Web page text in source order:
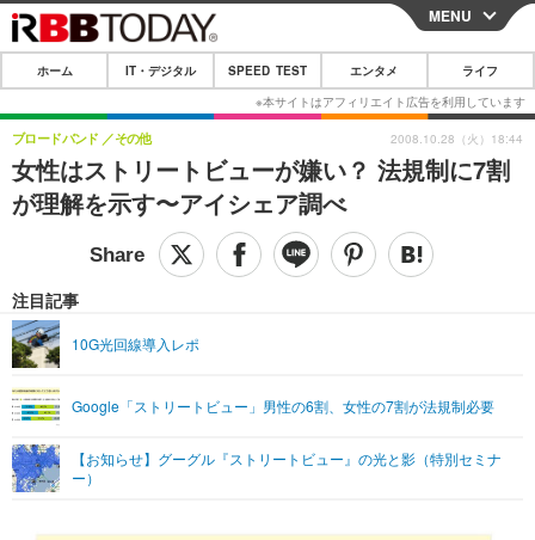
CLOSE
ホーム
IT・デジタル
IT・デジタルTOP スマートフォン
ネタ
ショッピング その他
SPEED TEST
エンタメTOP 映画・ドラマ
グラビア ブログ
ショッピング その他
ライフTOP
リリース一覧
プッシュ通知の停止方法
MENU
ホーム IT・デジタル SPEED TEST エンタメ ライフ
女性はストリートビューが嫌い？ 法規制に7割
が理解を示す〜アイシェア調べ
ブロードバンド その他
注目記事
10G光回線導入レポ
Google「ストリートビュー」男性の6割、女性の7割が法規制必要
【お知らせ】グーグル『ストリートビュー』の光と影（特別セミナ
ー）
2008.10.28（火）18:44